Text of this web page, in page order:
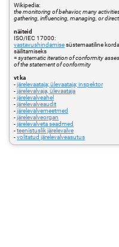
Wikipedia:
the monitoring of behavior, many
gathering, influencing, managing, or
näiteid
ISO/IEC 17000:
vastavushindamisesüstemaatiline
säilitamiseks
=systematic iteration of conformity
of the statement of conformity
vt ka
-järelevaataja; ülevaataja; inspektor
-järelevalvaja, ülevaataja
-järelevalveahel
-järelevalveaudit
-järelevalvemeetmed
-järelevalveorgan
-järelevalveta seadmed
-teenistuslik järelevalve
-volitatud järelevalveasutus